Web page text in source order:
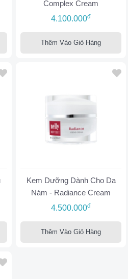
Complex Cream
4.100.000đ
Thêm Vào Giỏ Hàng
Kem Dưỡng Dành Cho Da
Nám - Radiance Cream
4.500.000đ
Thêm Vào Giỏ Hàng